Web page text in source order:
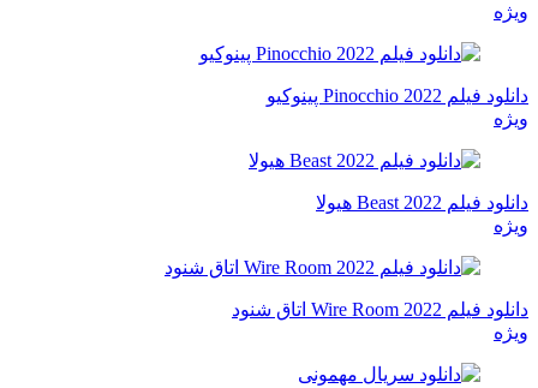
ویژه
دانلود فیلم Pinocchio 2022 پینوکیو
ویژه
دانلود فیلم Beast 2022 هیولا
ویژه
دانلود فیلم Wire Room 2022 اتاق شنود
ویژه